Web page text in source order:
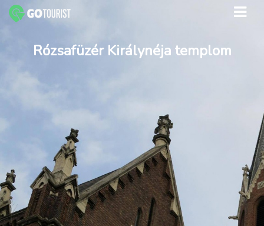
Rózsafüzér Királynéja templom